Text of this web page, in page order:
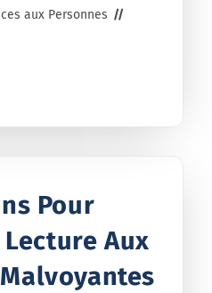
aux Personnes
Pour
Aux